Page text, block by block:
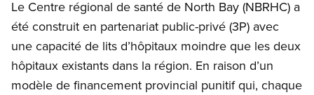
Le Centre régional de santé de North Bay (NBRHC) a
été construit en partenariat public-privé (3P) avec
une capacité de lits d’hôpitaux moindre que les deux
hôpitaux existants dans la région. En raison d’un
modèle de financement provincial punitif qui, chaque